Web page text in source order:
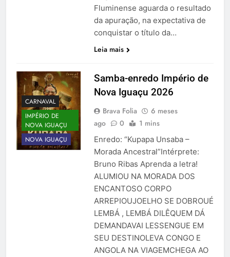
Fluminense aguarda o resultado
da apuração, na expectativa de
conquistar o título da…
Leia mais
CARNAVAL
IMPÉRIO DE
NOVA IGUAÇU
NOVA IGUAÇU
Samba-enredo Império de
Nova Iguaçu 2026
Brava Folia
6 meses
ago
0 1 mins
Enredo: “Kupapa Unsaba –
Morada Ancestral”Intérprete:
Bruno Ribas Aprenda a letra!
ALUMIOU NA MORADA DOS
ENCANTOSO CORPO
ARREPIOUJOELHO SE DOBROUÉ
LEMBÁ , LEMBÁ DILÊQUEM DÁ
DEMANDAVAI LESSENGUE EM
SEU DESTINOLEVA CONGO E
ANGOLA NA VIAGEMCHEGA AO